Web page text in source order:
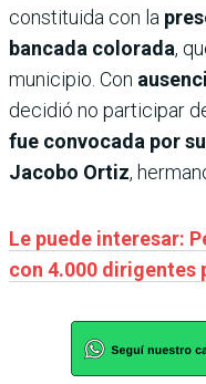
constituida con la
bancada colorada,
municipio. Con
decidió no participar
fue convocada por
Jacobo Ortiz,
Le puede interesar:
con 4.000 dirigentes